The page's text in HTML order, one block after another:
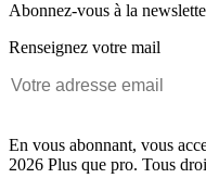
Abonnez-vous à la
Renseignez votre mail
En vous abonnant, vous
2026 Plus que pro. Tous